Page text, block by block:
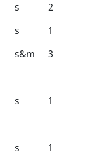
s
2
s
1
s&m
3
s
1
s
1